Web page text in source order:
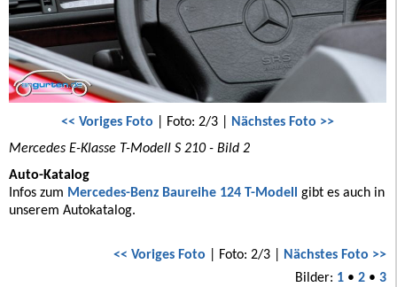
<< Voriges Foto | Foto: 2/3 | Nächstes Foto >>
Mercedes E-Klasse T-Modell S 210 - Bild 2
Auto-Katalog
Infos zum Mercedes-Benz Baureihe 124 T-Modell gibt es auch in
unserem Autokatalog.
<< Voriges Foto | Foto: 2/3 | Nächstes Foto >>
Bilder: 1• 2• 3